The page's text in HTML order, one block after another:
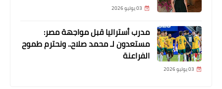
03 يوليو 2026
مدرب أستراليا قبل مواجهة مصر:
مستعدون لـ محمد صلاح.. ونحترم طموح
الفراعنة
03 يوليو 2026